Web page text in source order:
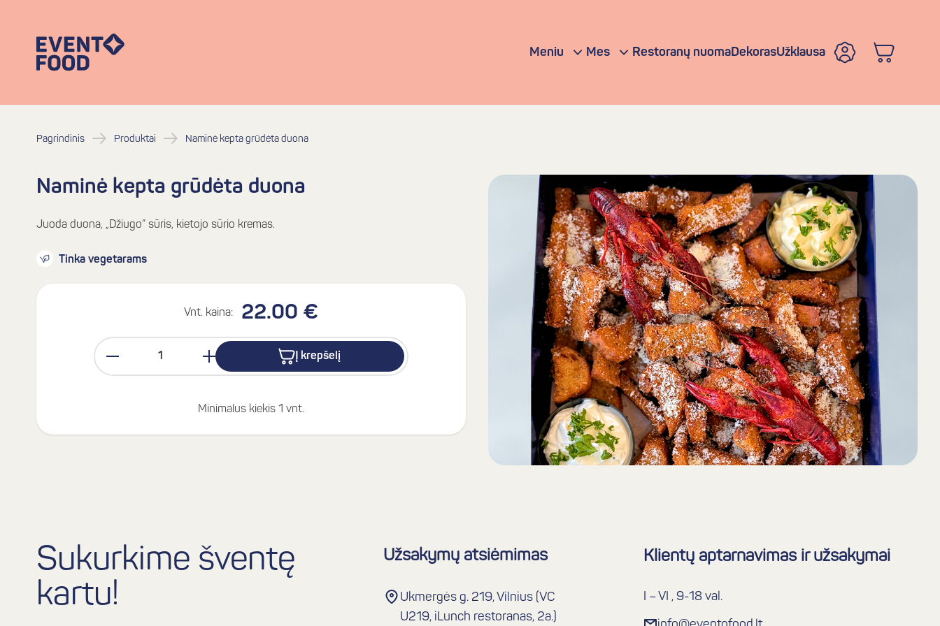
Meniu Mes Restoranų nuomaDekorasUžklausa
Pagrindinis Produktai Naminė kepta grūdėta duona
Naminė kepta grūdėta duona
Juoda duona, „Džiugo” sūris, kietojo sūrio kremas.
Tinka vegetarams
Vnt. kaina: 22.00 €
Į krepšelį
Minimalus kiekis 1 vnt.
Sukurkime šventę
kartu!
Užsakymų atsiėmimas
Ukmergės g. 219, Vilnius (VC
U219, iLunch restoranas, 2a.)
Klientų aptarnavimas ir užsakymai
I – VI , 9-18 val.